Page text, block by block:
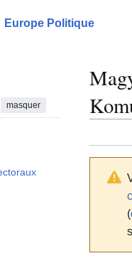
Europe Politique
masquer
(